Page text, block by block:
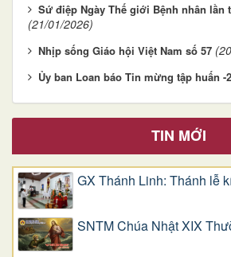
Sứ điệp Ngày Thế giới Bệnh nhân lần
(21/01/2026)
Nhịp sống Giáo hội Việt Nam số 57
Ủy ban Loan báo Tin mừng tập huấn -
TIN MỚI
GX Thánh Linh: Thánh lễ
SNTM Chúa Nhật XIX